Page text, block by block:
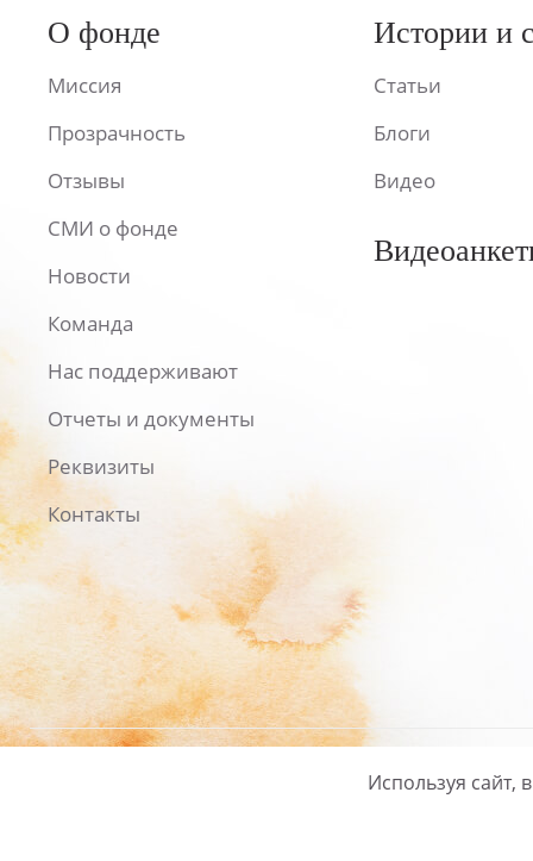
О фонде
Миссия
Прозрачность
Отзывы
СМИ о фонде
Новости
Команда
Нас поддерживают
Отчеты и документы
Реквизиты
Контакты
Истории и
Статьи
Блоги
Видео
Политика
Используя сайт,